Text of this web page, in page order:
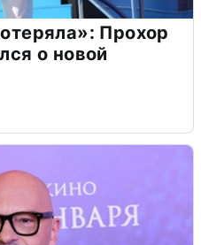
Прохор
о новой